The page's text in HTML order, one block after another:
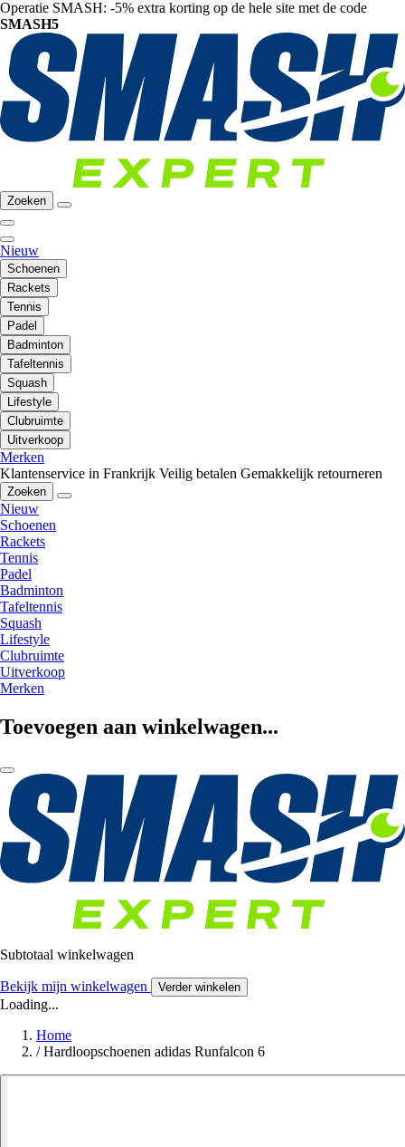
Operatie SMASH: -5% extra korting op de hele site met de code
SMASH5
Zoeken
Nieuw
Schoenen
Rackets
Tennis
Padel
Badminton
Tafeltennis
Squash
Lifestyle
Clubruimte
Uitverkoop
Merken
Klantenservice in Frankrijk Veilig betalen Gemakkelijk retourneren
Zoeken
Nieuw
Schoenen
Rackets
Tennis
Padel
Badminton
Tafeltennis
Squash
Lifestyle
Clubruimte
Uitverkoop
Merken
Toevoegen aan winkelwagen...
Subtotaal winkelwagen
Bekijk mijn winkelwagen Verder winkelen
Loading...
Home
/ Hardloopschoenen adidas Runfalcon 6